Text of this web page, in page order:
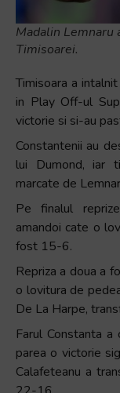
interact
with
content.
Madalin Lemnaru
Timisoarei.
Timisoara a
in Play Off-ul
victorie si si-au
Constantenii au
lui Dumond, iar
marcate de
Pe finalul
amandoi cate o
fost 15-6.
Repriza a doua a
o lovitura de
De La Harpe,
Farul Constanta
parea o victorie
Calafeteanu a